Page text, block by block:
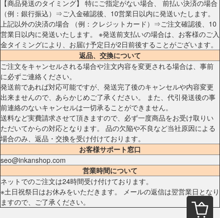
【商品発送のタイミング】 特にご指定がない場合、 前払い決済の場合
（例：銀行振込）⇒ご入金確認後、10営業日以内に発送いたします。
上記以外の決済の場合 （例：クレジットカード）⇒ご注文確認後、10
営業日以内に発送いたします。 ※発送前支払いの場合は、お客様のご入
金タイミングにより、お届け予定日が2日前後することがございます。
返品、交換について
ご注文をキャンセルされる場合や注文内容を変更される場合は、事前
に必ずご連絡ください。
発送前であれば対応可能ですが、発送完了後のキャンセルや内容変更
出来ませんので、あらかじめご了承ください。 また、代引発送後の事
前連絡のないキャンセルは一切承ることができません。
送料など実費請求させて頂きますので、必ず一度商品をお受け取りい
ただいてからの対応となります。 品の欠陥や不良など当社原因による
場合のみ、返品・交換を受け付けております。
お客様サポート窓口
seo@inkanshop.com
営業時間について
ネットでのご注文は24時間受け付けております。
※土日祝祭日はお休みをいただきます。 メールの返信は翌営業日となり
ますので、ご了承ください。